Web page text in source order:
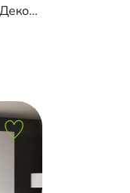
Шкаф-купе Салленс-3-2 Декор 3